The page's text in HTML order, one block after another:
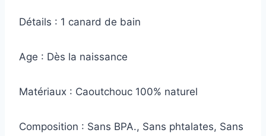
Détails : 1 canard de bain
Age : Dès la naissance
Matériaux : Caoutchouc 100% naturel
Composition : Sans BPA., Sans phtalates, Sans